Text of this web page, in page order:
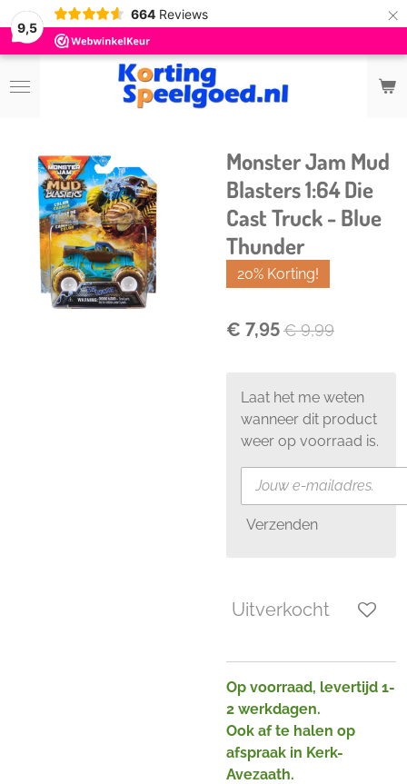
9,5
664 Reviews ×
Monster Jam Mud
Blasters 1:64 Die
Cast Truck - Blue
Thunder
20% Korting!
€ 7,95€ 9,99
Laat het me weten
wanneer dit product
weer op voorraad is.
Verzenden
Uitverkocht
Op voorraad, levertijd 1-
2 werkdagen.
Ook af te halen op
afspraak in Kerk-
Avezaath.